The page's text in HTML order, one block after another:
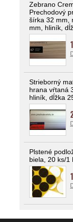
Zebrano
Prechodový
šírka 32 mm,
mm, hliník,
Strieborný
hrana vŕtaná
hliník, dĺžka
Plstené
biela, 20 ks/1